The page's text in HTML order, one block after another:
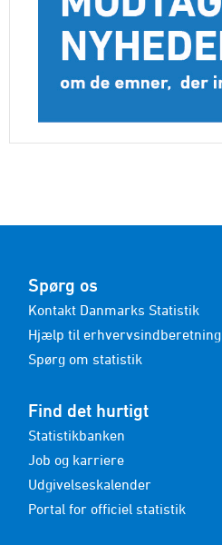
Spørg os
Kontakt Danmarks Statistik
Hjælp til erhvervsindberetning
Spørg om statistik
Find det hurtigt
Statistikbanken
Job og karriere
Udgivelseskalender
Portal for officiel statistik